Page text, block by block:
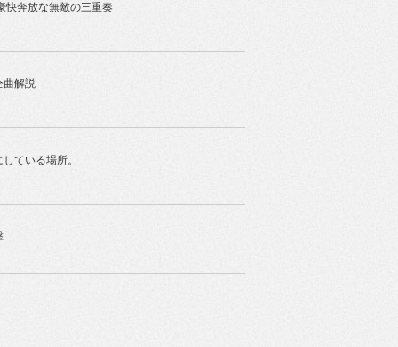
快奔放な無敵の三重奏
曲解説
ている場所。